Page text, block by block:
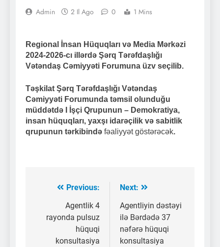
Admin 2 Il Ago 0 1 Mins
Regional İnsan Hüquqları və Media Mərkəzi
2024-2026-cı illərdə Şərq Tərəfdaşlığı
Vətəndaş Cəmiyyəti Forumuna üzv seçilib.
Təşkilat Şərq Tərəfdaşlığı Vətəndaş
Cəmiyyəti Forumunda təmsil olunduğu
müddətdə I İşçi Qrupunun – Demokratiya,
insan hüquqları, yaxşı idarəçilik və sabitlik
qrupunun tərkibində fəaliyyət göstərəcək.
naviqasiyası
Previous:
Agentlik 4
rayonda pulsuz
hüquqi
konsultasiya
Next:
Agentliyin dəstəyi
ilə Bərdədə 37
nəfərə hüquqi
konsultasiya